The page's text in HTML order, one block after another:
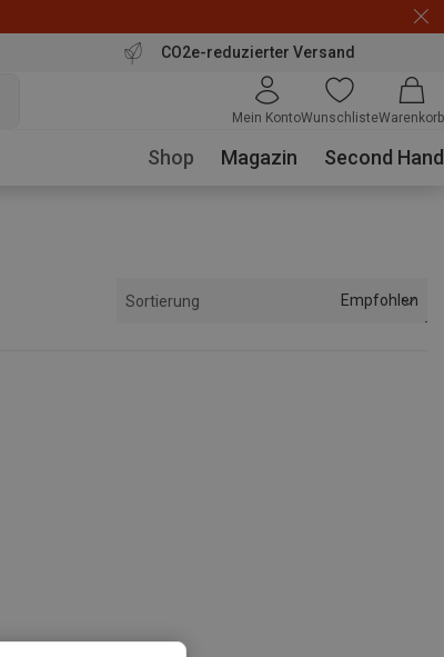
CO2e-reduzierter Versand
Mein KontoWunschlisteWarenkorb
Shop Magazin Second Hand
Sortierung Empfohlen